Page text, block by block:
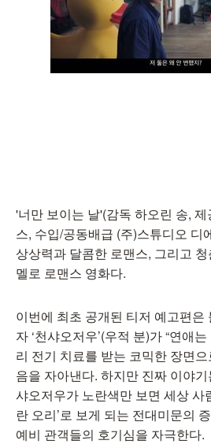
'너만 보이는 날'(감독 하오린 송,
스, 수입/공동배급 (주)스튜디오 디
상상력과 달콤한 로맨스, 그리고
멜로 로맨스 영화다.
이번에 최초 공개된 티저 예고편은
자 ‘천샤오저우’(우적 분)가 “연애
리 전기 치료를 받는 코믹한 장면
음을 자아낸다. 하지만 진짜 이야
샤오저우가 노란색만 보면 세상 사
란 오리’로 보게 되는 전대미문의
예비 관객들의 호기심을 자극한다.